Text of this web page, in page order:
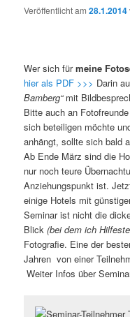
Veröffentlicht am28.1.2014
Wer sich fürmeine
hier als PDF >>> Darin
Bamberg“mit
Bitte auch an
sich beteiligen möchte
anhängt, sollte sich bald
Ab Ende März sind die
nur noch teure
Anziehungspunkt ist.
einige Hotels mit
Seminar ist nicht die
Blick(bei dem ich
Fotografie. Eine der
Jahren von einer
Weiter Infos über